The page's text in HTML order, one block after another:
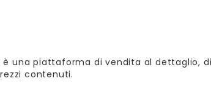
è una piattaforma di vendita al dettaglio,
contenuti.